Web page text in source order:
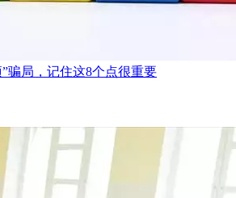
骗局，记住这8个点很重要